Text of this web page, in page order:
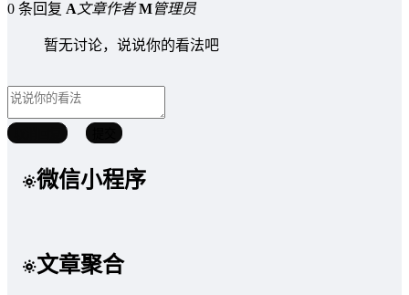
0 条回复 A文章作者 M管理员
暂无讨论，说说你的看法吧
微信小程序
文章聚合